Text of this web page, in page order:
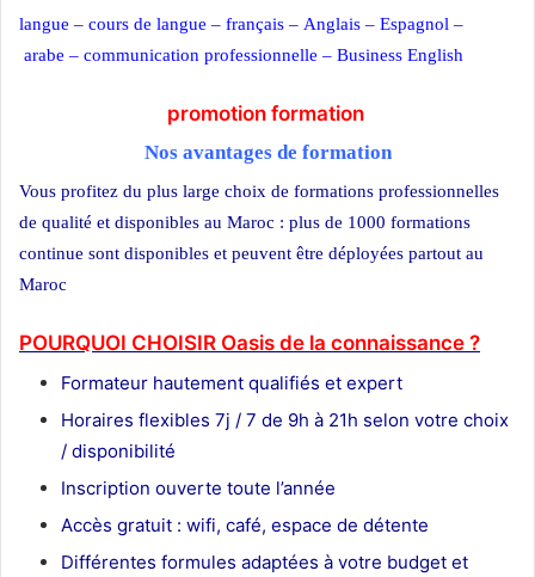
langue – cours de langue – français – Anglais – Espagnol –
arabe – communication professionnelle – Business English
promotion formation
Nos avantages de formation
Vous profitez du plus large choix de formations professionnelles
de qualité et disponibles au Maroc : plus de 1000 formations
continue sont disponibles et peuvent être déployées partout au
Maroc
POURQUOI CHOISIR Oasis de la connaissance ?
Formateur hautement qualifiés et expert
Horaires flexibles 7j / 7 de 9h à 21h selon votre choix
/ disponibilité
Inscription ouverte toute l’année
Accès gratuit : wifi, café, espace de détente
Différentes formules adaptées à votre budget et